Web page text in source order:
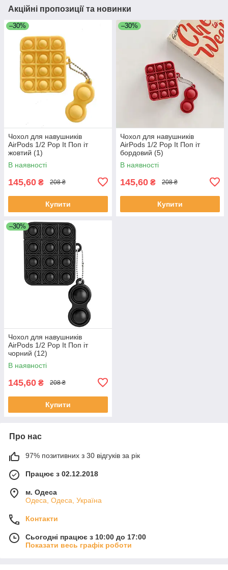
Акційні пропозиції та новинки
–30%
Чохол для навушників
AirPods 1/2 Pop It Поп іт
жовтий (1)
В наявності
145,60 ₴ 208 ₴
Купити
–30%
Чохол для навушників
AirPods 1/2 Pop It Поп іт
бордовий (5)
В наявності
145,60 ₴ 208 ₴
Купити
–30%
Чохол для навушників
AirPods 1/2 Pop It Поп іт
чорний (12)
В наявності
145,60 ₴ 208 ₴
Купити
Про нас
97% позитивних з 30 відгуків за рік
Працює з 02.12.2018
м. Одеса
Одеса, Одеса, Україна
Контакти
Сьогодні працює з 10:00 до 17:00
Показати весь графік роботи